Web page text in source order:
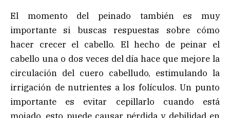
El momento del peinado también es muy
importante si buscas respuestas sobre cómo
hacer crecer el cabello. El hecho de peinar el
cabello una o dos veces del día hace que mejore la
circulación del cuero cabelludo, estimulando la
irrigación de nutrientes a los folículos. Un punto
importante es evitar cepillarlo cuando está